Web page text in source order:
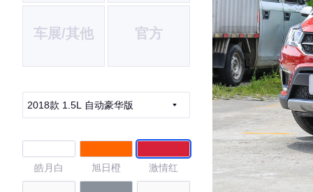
车展/其他 官方
2018款 1.5L 自动豪华版
皓月白 旭日橙 激情红